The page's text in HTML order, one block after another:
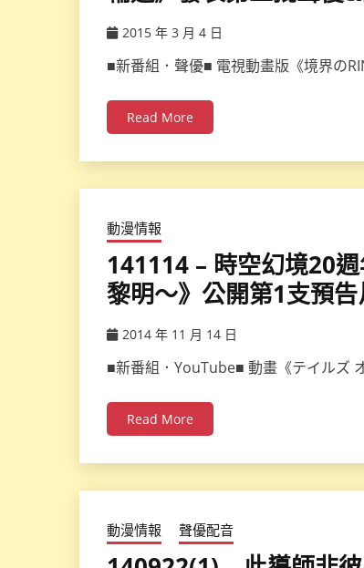
2015 年 3 月 4 日
■新番組．聲優■ 電視動畫版《境界の
Read More
動漫情報
141114 – 時空幻境20
黎明～》公開第1支預
2014 年 11 月 14 日
■新番組．YouTube■ 動畫《テイルズ
Read More
動漫情報 聲優配音